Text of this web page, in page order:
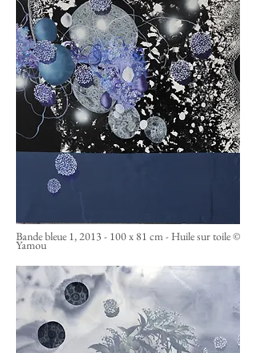
Bande bleue 1,2013 - 100x 81 cm - Huile sur toile ©
Yamou